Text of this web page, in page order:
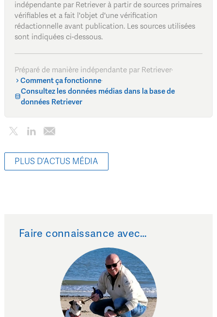
indépendante par Retriever à partir de sources primaires
vérifiables et a fait l'objet d'une vérification
rédactionnelle avant publication. Les sources utilisées
sont indiquées ci-dessous.
Préparé de manière indépendante par Retriever·
Comment ça fonctionne·
Consultez les données médias dans la base de
données Retriever
PLUS D’ACTUS MÉDIA
Faire connaissance avec…